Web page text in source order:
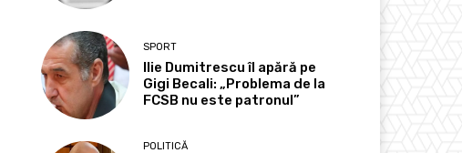
SPORT
Ilie Dumitrescu îl apără pe
Gigi Becali: „Problema de la
FCSB nu este patronul”
POLITICĂ